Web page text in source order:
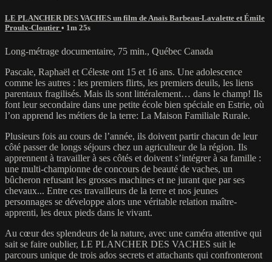
LE PLANCHER DES VACHES un film de Anaïs Barbeau-Lavalette et Émile
Proulx-Cloutier • 1m 25s
Long-métrage documentaire, 75 min., Québec Canada
Pascale, Raphaël et Céleste ont 15 et 16 ans. Une adolescence
comme les autres : les premiers flirts, les premiers deuils, les liens
parentaux fragilisés. Mais ils sont littéralement… dans le champ! Ils
font leur secondaire dans une petite école bien spéciale en Estrie, où
l’on apprend les métiers de la terre: La Maison Familiale Rurale.
Plusieurs fois au cours de l’année, ils doivent partir chacun de leur
côté passer de longs séjours chez un agriculteur de la région. Ils
apprennent à travailler à ses côtés et doivent s’intégrer à sa famille :
une multi-championne de concours de beauté de vaches, un
bûcheron refusant les grosses machines et ne jurant que par ses
chevaux... Entre ces travailleurs de la terre et nos jeunes
personnages se développe alors une véritable relation maître-
apprenti, les deux pieds dans le vivant.
Au cœur des splendeurs de la nature, avec une caméra attentive qui
sait se faire oublier, LE PLANCHER DES VACHES suit le
parcours unique de trois ados secrets et attachants qui confronteront